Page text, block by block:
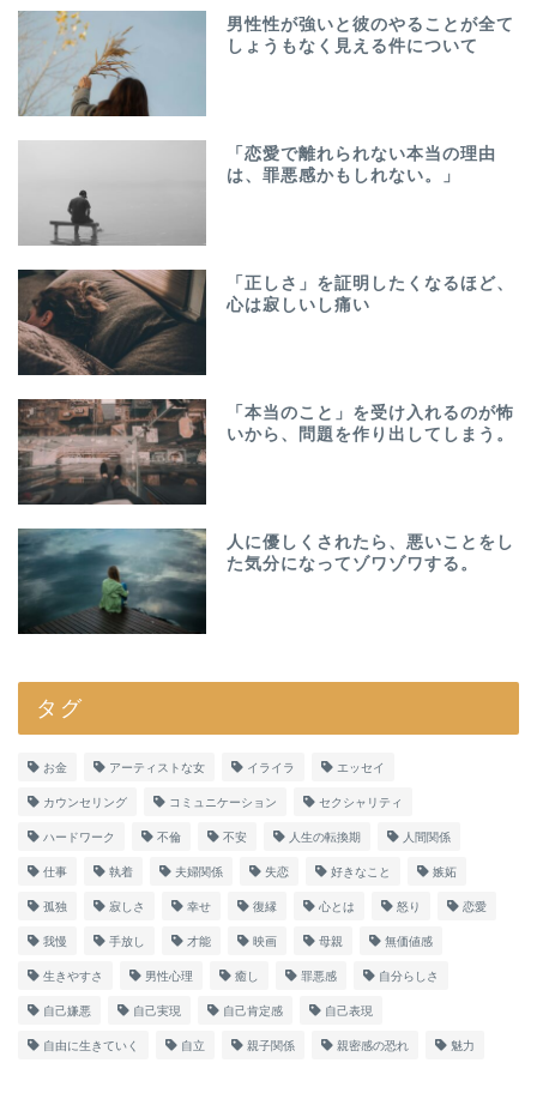
男性性が強いと彼のやることが全て
しょうもなく見える件について
「恋愛で離れられない本当の理由
は、罪悪感かもしれない。」
「正しさ」を証明したくなるほど、
心は寂しいし痛い
「本当のこと」を受け入れるのが怖
いから、問題を作り出してしまう。
人に優しくされたら、悪いことをし
た気分になってゾワゾワする。
タグ
お金 アーティストな女 イライラ エッセイ
カウンセリング コミュニケーション セクシャリティ
ハードワーク 不倫 不安 人生の転換期 人間関係
仕事 執着 夫婦関係 失恋 好きなこと 嫉妬
孤独 寂しさ 幸せ 復縁 心とは 怒り 恋愛
我慢 手放し 才能 映画 母親 無価値感
生きやすさ 男性心理 癒し 罪悪感 自分らしさ
自己嫌悪 自己実現 自己肯定感 自己表現
自由に生きていく 自立 親子関係 親密感の恐れ 魅力